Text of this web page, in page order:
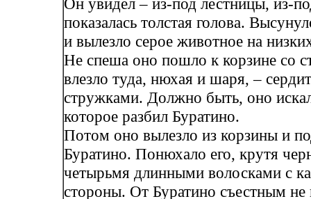
показалась толстая голова.
и вылезло серое животное на
Не спеша оно пошло к корзине со
влезло туда, нюхая и шаря, –
стружками. Должно быть, оно
которое разбил Буратино.
Потом оно вылезло из корзины и
Буратино. Понюхало его, крутя
четырьмя длинными волосками с
стороны. От Буратино съестным не